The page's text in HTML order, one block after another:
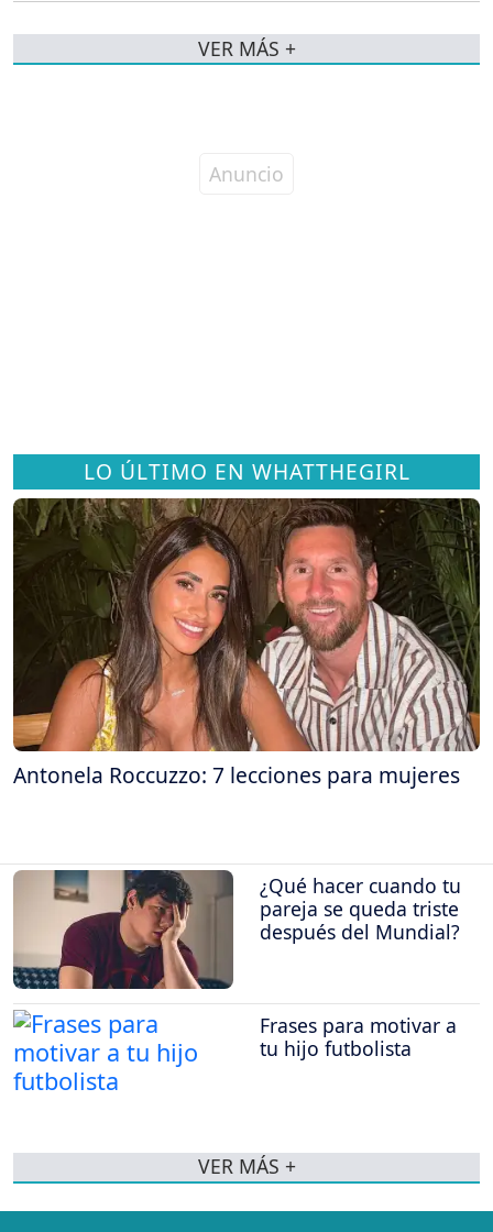
LO ÚLTIMO EN WHATTHEGIRL
Antonela Roccuzzo: 7 lecciones para mujeres
¿Qué hacer cuando tu
pareja se queda triste
después del Mundial?
Frases para motivar a
tu hijo futbolista
VER MÁS +
VER MÁS +